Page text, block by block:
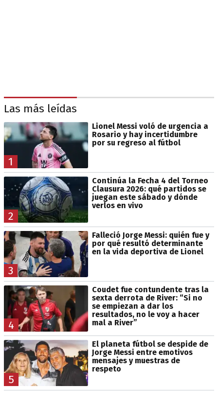
Las más leídas
1
Lionel Messi voló de urgencia a
Rosario y hay incertidumbre
por su regreso al fútbol
2
Continúa la Fecha 4 del Torneo
Clausura 2026: qué partidos se
juegan este sábado y dónde
verlos en vivo
3
Falleció Jorge Messi: quién fue y
por qué resultó determinante
en la vida deportiva de Lionel
4
Coudet fue contundente tras la
sexta derrota de River: “Si no
se empiezan a dar los
resultados, no le voy a hacer
mal a River”
5
El planeta fútbol se despide de
Jorge Messi entre emotivos
mensajes y muestras de
respeto